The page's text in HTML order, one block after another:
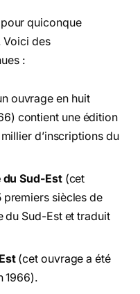
quiconque
Voici des
:
ouvrage en huit
contient une édition
d’inscriptions du
du Sud-Est(cet
premiers siècles de
du Sud-Est et traduit
(cet ouvrage a été
1966).